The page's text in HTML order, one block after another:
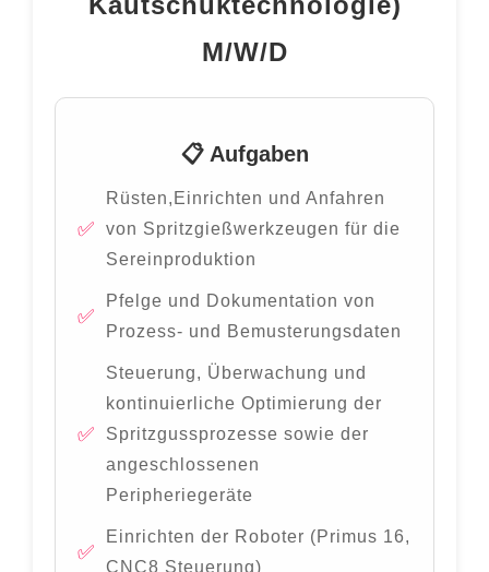
M/W/D
📋 Aufgaben
Rüsten,Einrichten und Anfahren
von Spritzgießwerkzeugen für die
Sereinproduktion
Pfelge und Dokumentation von
Prozess- und Bemusterungsdaten
Steuerung, Überwachung und
kontinuierliche Optimierung der
Spritzgussprozesse sowie der
angeschlossenen
Peripheriegeräte
Einrichten der Roboter (Primus 16,
CNC8 Steuerung)